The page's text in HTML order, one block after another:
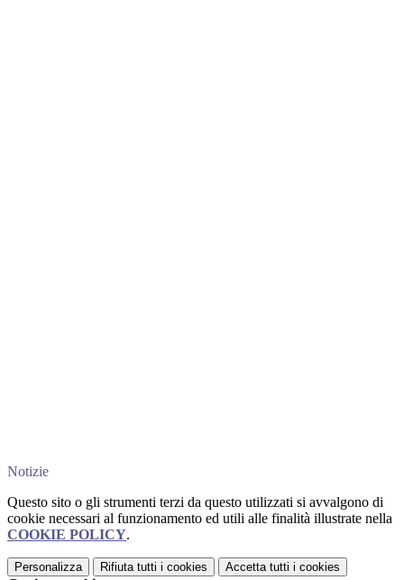
Notizie
Questo sito o gli strumenti terzi da questo utilizzati si avvalgono di
cookie necessari al funzionamento ed utili alle finalità illustrate nella
COOKIE POLICY.
Personalizza Rifiuta tutti i cookies Accetta tutti i cookies